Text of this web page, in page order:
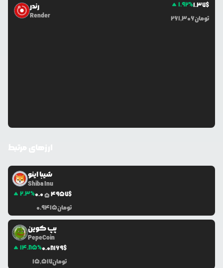
رندر
Render
1.92%1.37$
261,306تومان
شیبا اینو
Shiba Inu
2.3%0.054957$
0.9415تومان
پپ کوین
PepeCoin
14.85%0.08169$
15,517تومان